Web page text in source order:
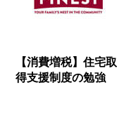
【消費増税】住宅取
得支援制度の勉強